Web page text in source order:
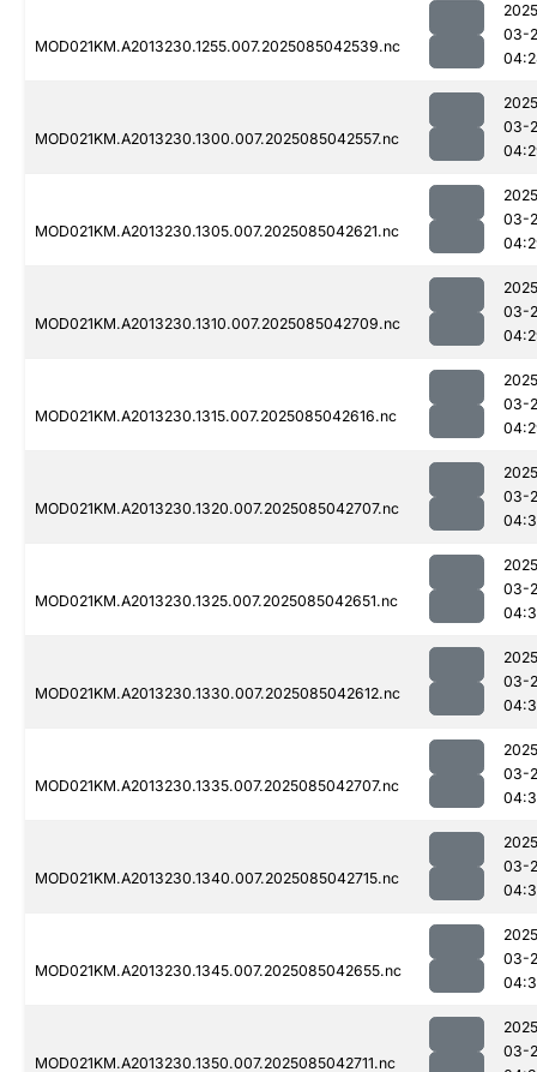
MOD021KM.A2013230.1255.007.2025085042539.nc
03-
MOD021KM.A2013230.1300.007.2025085042557.nc
03-
MOD021KM.A2013230.1305.007.2025085042621.nc
03-
MOD021KM.A2013230.1310.007.2025085042709.nc
03-
MOD021KM.A2013230.1315.007.2025085042616.nc
03-
MOD021KM.A2013230.1320.007.2025085042707.nc
03-
MOD021KM.A2013230.1325.007.2025085042651.nc
03-
MOD021KM.A2013230.1330.007.2025085042612.nc
03-
MOD021KM.A2013230.1335.007.2025085042707.nc
03-
MOD021KM.A2013230.1340.007.2025085042715.nc
03-
MOD021KM.A2013230.1345.007.2025085042655.nc
03-
MOD021KM.A2013230.1350.007.2025085042711.nc
03-